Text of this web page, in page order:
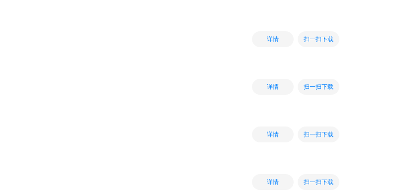
详情 扫一扫下载
详情 扫一扫下载
详情 扫一扫下载
详情 扫一扫下载